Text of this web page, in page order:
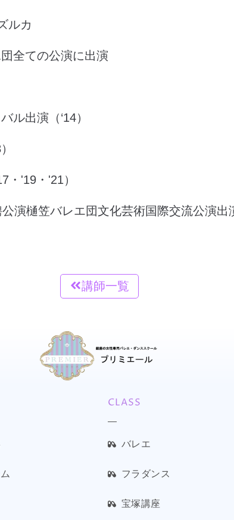
ルカ
全ての公演に出演
出演（‘14）
・'19・'21）
演樋笠バレエ団文化芸術国際交流公演出演
講師一覧
CLASS
バレエ
フラダンス
宝塚講座